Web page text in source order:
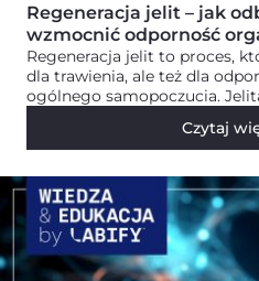
Regeneracja jelit – jak
wzmocnić odporność
Regeneracja jelit to proces,
dla trawienia, ale też dla
ogólnego samopoczucia.
Czytaj